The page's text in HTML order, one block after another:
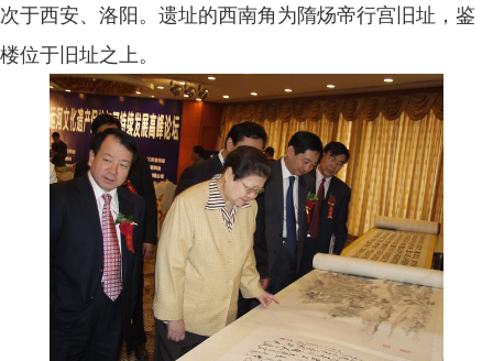
次于西安、洛阳。遗址的西南角为隋炀帝行宫旧址，鉴
楼位于旧址之上。